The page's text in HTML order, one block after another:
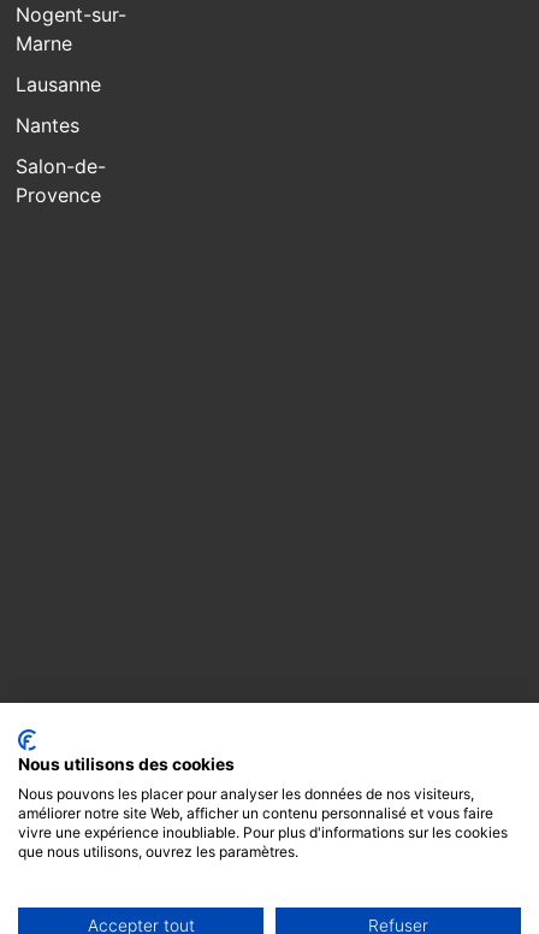
Nogent-sur-
Marne
Lausanne
Nantes
Salon-de-
Provence
Nous utilisons des cookies
Nous pouvons les placer pour analyser les données de nos visiteurs,
améliorer notre site Web, afficher un contenu personnalisé et vous faire
vivre une expérience inoubliable. Pour plus d'informations sur les cookies
que nous utilisons, ouvrez les paramètres.
Accepter tout Refuser